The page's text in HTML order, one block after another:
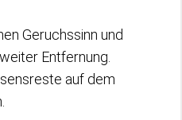
Geruchssinn und
Entfernung.
auf dem